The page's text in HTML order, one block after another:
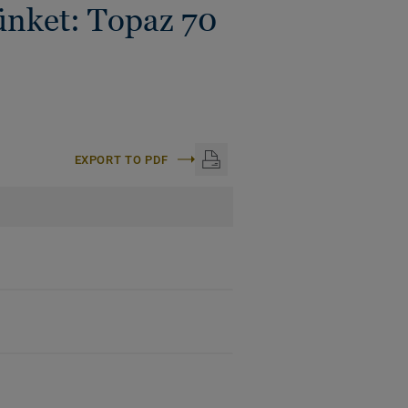
Topaz 70
EXPORT TO PDF